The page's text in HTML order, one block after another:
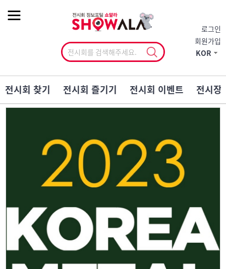
로그인
회원가입
KOR
전시회 찾기 전시회 즐기기 전시회 이벤트 전시장